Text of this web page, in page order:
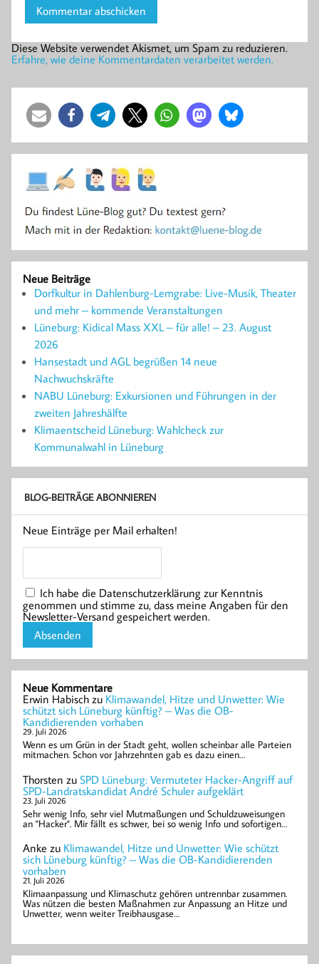
Diese Website verwendet Akismet, um Spam zu reduzieren.
Erfahre, wie deine Kommentardaten verarbeitet werden.
Neue Beiträge
Dorfkultur in Dahlenburg-Lemgrabe: Live-Musik, Theater
und mehr – kommende Veranstaltungen
Lüneburg: Kidical Mass XXL – für alle! – 23. August
2026
Hansestadt und AGL begrüßen 14 neue
Nachwuchskräfte
NABU Lüneburg: Exkursionen und Führungen in der
zweiten Jahreshälfte
Klimaentscheid Lüneburg: Wahlcheck zur
Kommunalwahl in Lüneburg
BLOG-BEITRÄGE ABONNIEREN
Neue Einträge per Mail erhalten!
Ich habe die Datenschutzerklärung zur Kenntnis
genommen und stimme zu, dass meine Angaben für den
Newsletter-Versand gespeichert werden.
Neue Kommentare
Erwin Habisch zu Klimawandel, Hitze und Unwetter: Wie
schützt sich Lüneburg künftig? – Was die OB-
Kandidierenden vorhaben
29. Juli 2026
Wenn es um Grün in der Stadt geht, wollen scheinbar alle Parteien
mitmachen. Schon vor Jahrzehnten gab es dazu einen…
Thorsten zu SPD Lüneburg: Vermuteter Hacker-Angriff auf
SPD-Landratskandidat André Schuler aufgeklärt
23. Juli 2026
Sehr wenig Info, sehr viel Mutmaßungen und Schuldzuweisungen
an "Hacker". Mir fällt es schwer, bei so wenig Info und sofortigen…
Anke zu Klimawandel, Hitze und Unwetter: Wie schützt
sich Lüneburg künftig? – Was die OB-Kandidierenden
vorhaben
21. Juli 2026
Klimaanpassung und Klimaschutz gehören untrennbar zusammen.
Was nützen die besten Maßnahmen zur Anpassung an Hitze und
Unwetter, wenn weiter Treibhausgase…